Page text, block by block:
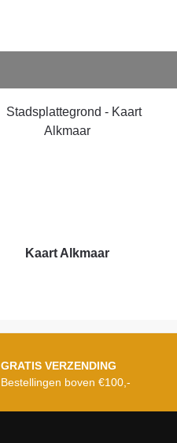
Kaart Alkmaar
GRATIS VERZENDING
Bestellingen boven €100,-